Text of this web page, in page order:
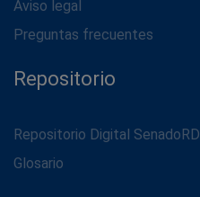
Aviso legal
Preguntas frecuentes
Repositorio
Repositorio Digital SenadoRD
Glosario